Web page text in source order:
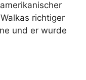
richtiger
und er wurde